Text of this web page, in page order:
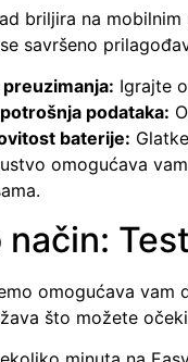
briljira na
savršeno
preuzimanja: Igrajte
podataka:
baterije:
omogućava
način:
omogućava
što možete